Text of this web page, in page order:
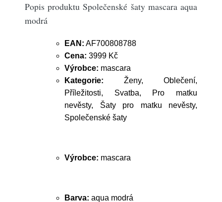
Popis produktu Společenské šaty mascara aqua
modrá
EAN: AF700808788
Cena: 3999 Kč
Výrobce: mascara
Kategorie: Ženy, Oblečení,
Příležitosti, Svatba, Pro matku
nevěsty, Šaty pro matku nevěsty,
Společenské šaty
Výrobce: mascara
Barva: aqua modrá